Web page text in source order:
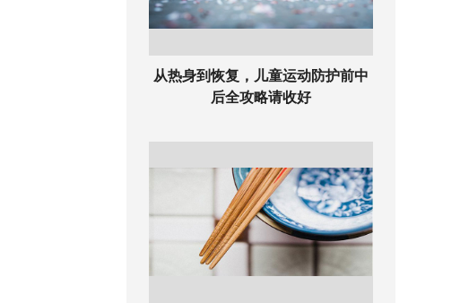
从热身到恢复，儿童运动防护前中
后全攻略请收好